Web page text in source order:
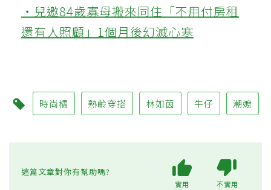
‧兒邀84歲寡母搬來同住「不用付房租
還有人照顧」1個月後幻滅心寒
時尚橘 熟齡穿搭 林如茵 牛仔 潮嬤
這篇文章對你有幫助嗎?
實用 不實用